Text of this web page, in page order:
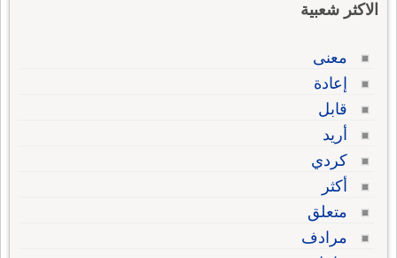
الاكثر شعبية
معنى
إعادة
قابل
أريد
كردي
أكثر
متعلق
مرادف